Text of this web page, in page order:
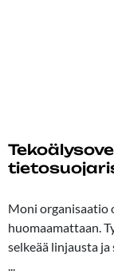
Moni organisaatio
huomaamattaan.
selkeää linjausta ja
...